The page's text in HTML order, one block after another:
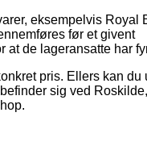
eksempelvis Royal
før et givent
at de lageransatte har
pris. Ellers kan du
sig ved Roskilde,